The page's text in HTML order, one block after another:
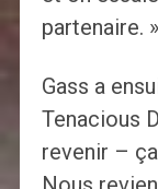
partenaire. »
Gass a
Tenacious
revenir –